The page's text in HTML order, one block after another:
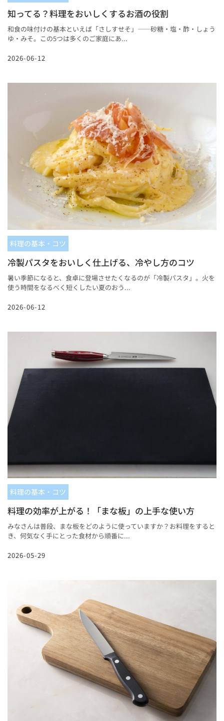
知ってる？料理をおいしくするお酒の役割
和食の味付けの基本といえば「さしすせそ」——砂糖・塩・酢・しょう
ゆ・みそ。この5つは多くのご家庭にあ...
2026-06-12
料理の基本・コツ
冷製パスタをおいしく仕上げる、冷やし方のコツ
暑い季節になると、食卓に登場させたくなるのが「冷製パスタ」。火を
使う時間をなるべく短くしたい夏のおう...
2026-06-12
料理の基本・コツ
料理の効率が上がる！「まな板」の上手な使い方
みなさんは普段、まな板をどのように使っていますか？お料理をすると
き、何気なく手にとった食材から順番に...
2026-05-29